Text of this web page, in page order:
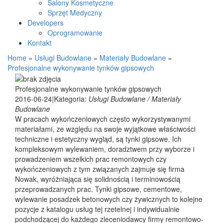
Salony Kosmetyczne
Sprzęt Medyczny
Developers
Oprogramowanie
Kontakt
Home » Usługi Budowlane » Materiały Budowlane »
Profesjonalne wykonywanie tynków gipsowych
Profesjonalne wykonywanie tynków gipsowych
2016-06-24|Kategoria: Usługi Budowlane / Materiały
Budowlane
W pracach wykończeniowych często wykorzystywanymi
materiałami, ze względu na swoje wyjątkowe właściwości
techniczne i estetyczny wygląd, są tynki gipsowe. Ich
kompleksowym wylewaniem, doradztwem przy wyborze i
prowadzeniem wszelkich prac remontowych czy
wykończeniowych z tym związanych zajmuje się firma
Nowak, wyróżniająca się solidnością i terminowością
przeprowadzanych prac. Tynki gipsowe, cementowe,
wylewanie posadzek betonowych czy żywicznych to kolejne
pozycje z katalogu usług tej rzetelnej i indywidualnie
podchodzącej do każdego zleceniodawcy firmy remontowo-